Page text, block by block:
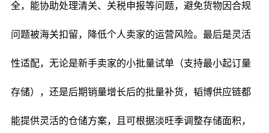
全，能协助处理清关、关税申报等问题，避免货物因合规
问题被海关扣留，降低个人卖家的运营风险。最后是灵活
性适配，无论是新手卖家的小批量试单（支持最小起订量
存储），还是后期销量增长后的批量补货，韬博供应链都
能提供灵活的仓储方案，且可根据淡旺季调整存储面积，